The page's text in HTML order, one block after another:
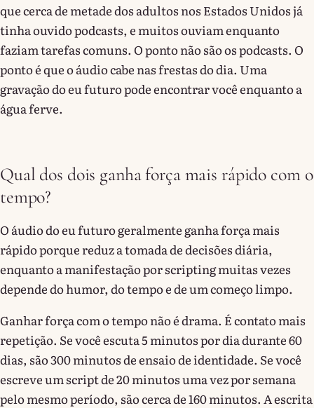
que cerca de metade dos adultos nos Estados Unidos já
tinha ouvido podcasts, e muitos ouviam enquanto
faziam tarefas comuns. O ponto não são os podcasts. O
ponto é que o áudio cabe nas frestas do dia. Uma
gravação do eu futuro pode encontrar você enquanto a
água ferve.
Qual dos dois ganha força mais rápido com o
tempo?
O áudio do eu futuro geralmente ganha força mais
rápido porque reduz a tomada de decisões diária,
enquanto a manifestação por scripting muitas vezes
depende do humor, do tempo e de um começo limpo.
Ganhar força com o tempo não é drama. É contato mais
repetição. Se você escuta 5 minutos por dia durante 60
dias, são 300 minutos de ensaio de identidade. Se você
escreve um script de 20 minutos uma vez por semana
pelo mesmo período, são cerca de 160 minutos. A escrita